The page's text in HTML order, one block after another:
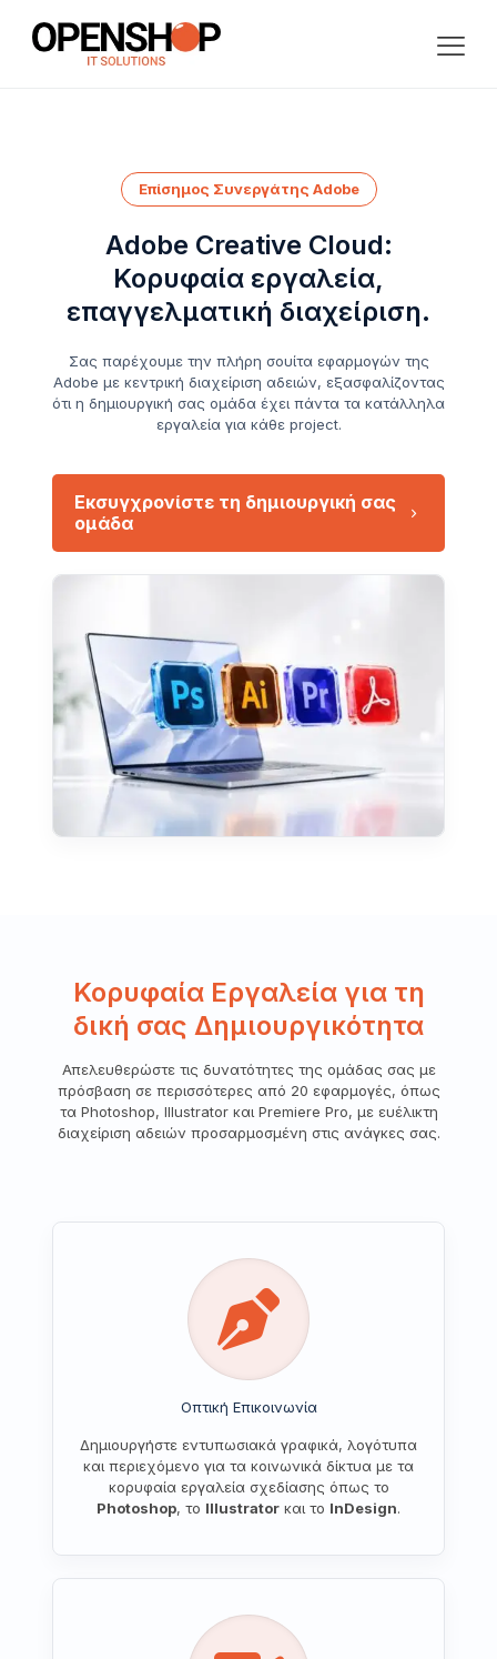
Επίσημος Συνεργάτης Adobe
Adobe Creative Cloud:
Κορυφαία εργαλεία,
επαγγελματική διαχείριση.
Σας παρέχουμε την πλήρη σουίτα εφαρμογών της
Adobe με κεντρική διαχείριση αδειών, εξασφαλίζοντας
ότι η δημιουργική σας ομάδα έχει πάντα τα κατάλληλα
εργαλεία για κάθε project.
Εκσυγχρονίστε τη δημιουργική σας
ομάδα
Κορυφαία Εργαλεία για τη
δική σας Δημιουργικότητα
Απελευθερώστε τις δυνατότητες της ομάδας σας με
πρόσβαση σε περισσότερες από 20 εφαρμογές, όπως
τα Photoshop, Illustrator και Premiere Pro, με ευέλικτη
διαχείριση αδειών προσαρμοσμένη στις ανάγκες σας.
Οπτική Επικοινωνία
Δημιουργήστε εντυπωσιακά γραφικά, λογότυπα
και περιεχόμενο για τα κοινωνικά δίκτυα με τα
κορυφαία εργαλεία σχεδίασης όπως το
Photoshop, το Illustrator και το InDesign.